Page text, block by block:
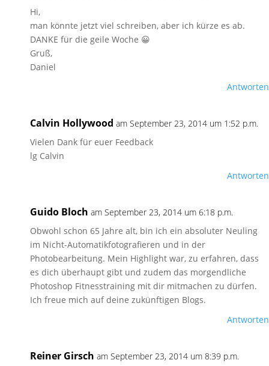
Hi,
man könnte jetzt viel schreiben, aber ich kürze es ab.
DANKE für die geile Woche 😀
Gruß,
Daniel
Antworten
Calvin Hollywood am September 23, 2014 um 1:52 p.m.
Vielen Dank für euer Feedback
lg Calvin
Antworten
Guido Bloch am September 23, 2014 um 6:18 p.m.
Obwohl schon 65 Jahre alt, bin ich ein absoluter Neuling
im Nicht-Automatikfotografieren und in der
Photobearbeitung. Mein Highlight war, zu erfahren, dass
es dich überhaupt gibt und zudem das morgendliche
Photoshop Fitnesstraining mit dir mitmachen zu dürfen.
Ich freue mich auf deine zukünftigen Blogs.
Antworten
Reiner Girsch am September 23, 2014 um 8:39 p.m.